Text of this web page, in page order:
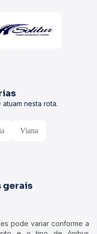
nesta rota.
Viana
gerais
pode variar conforme a